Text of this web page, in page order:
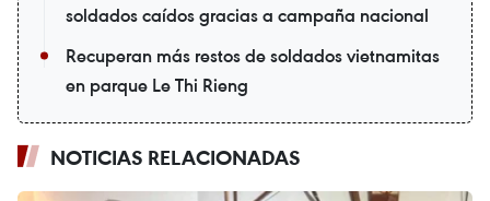
soldados caídos gracias a campaña nacional
Recuperan más restos de soldados vietnamitas
en parque Le Thi Rieng
NOTICIAS RELACIONADAS